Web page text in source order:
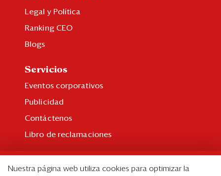
Legal y Política
Ranking CEO
Blogs
Servicios
Eventos corporativos
Publicidad
Contáctenos
Libro de reclamaciones
Nuestra página web utiliza cookies para optimizar la